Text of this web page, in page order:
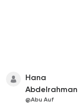
Hana
Abdelrahman
@Abu Auf